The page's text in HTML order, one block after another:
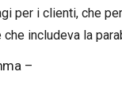
per i clienti, che
includeva la
–